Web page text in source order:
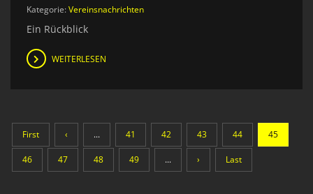
Kategorie:Vereinsnachrichten
Ein Rückblick
WEITERLESEN
First ‹ ... 41 42 43 44 45
46 47 48 49 ... › Last